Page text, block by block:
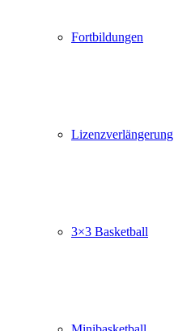
Fortbildungen
Lizenzverlängerung
3×3 Basketball